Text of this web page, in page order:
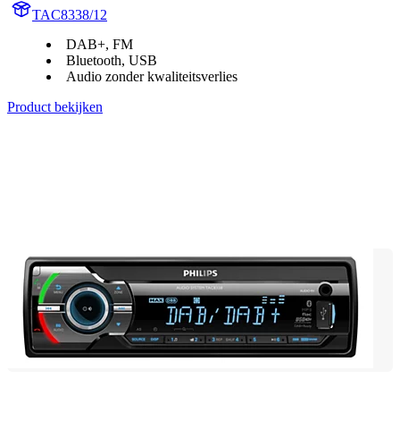
TAC8338/12
DAB+, FM
Bluetooth, USB
Audio zonder kwaliteitsverlies
Product bekijken